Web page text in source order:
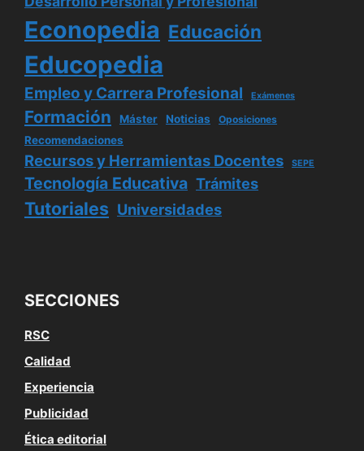
Econopedia Educación
Educopedia
Empleo y Carrera Profesional Exámenes
Formación Máster Noticias Oposiciones
Recomendaciones
Recursos y Herramientas Docentes SEPE
Tecnología Educativa Trámites
Tutoriales Universidades
SECCIONES
RSC
Calidad
Experiencia
Publicidad
Ética editorial